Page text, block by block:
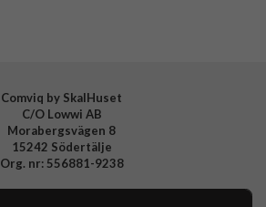
Comviq by SkalHuset
C/O Lowwi AB
Morabergsvägen 8
15242 Södertälje
Org. nr: 556881-9238